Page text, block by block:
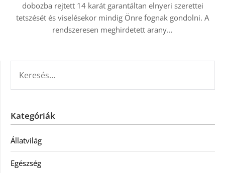
dobozba rejtett 14 karát garantáltan elnyeri szerettei
tetszését és viselésekor mindig Önre fognak gondolni. A
rendszeresen meghirdetett arany…
Kategóriák
Állatvilág
Egészség